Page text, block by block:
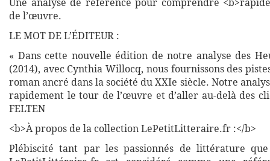
Une analyse de référence pour comprendre
de l’œuvre.
LE MOT DE L’ÉDITEUR :
« Dans cette nouvelle édition de notre analyse des
(2014), avec Cynthia Willocq, nous fournissons des
roman ancré dans la société du XXIe siècle. Notre
rapidement le tour de l’œuvre et d’aller au-delà des
FELTEN
<b>À propos de la collection LePetitLitteraire.fr :</b>
Plébiscité tant par les passionnés de littérature